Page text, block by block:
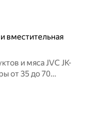
вместительная
и мяса JVC JK-
от 35 до 70
Вт